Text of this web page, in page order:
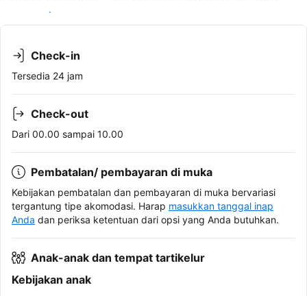
Lihat ketersediaan
Check-in
Tersedia 24 jam
Check-out
Dari 00.00 sampai 10.00
Pembatalan/ pembayaran di muka
Kebijakan pembatalan dan pembayaran di muka bervariasi
tergantung tipe akomodasi. Harap masukkan tanggal inap
Anda dan periksa ketentuan dari opsi yang Anda butuhkan.
Anak-anak dan tempat tartikelur
Kebijakan anak